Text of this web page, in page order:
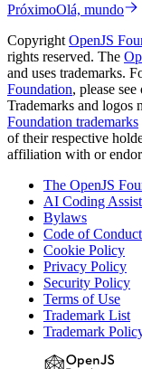
PróximoOlá, mundo
Copyright OpenJS
rights reserved. The
and uses trademarks.
Foundation, please see
Trademarks and logos
Foundation trademarks
of their respective
affiliation with or
The OpenJS
AI Coding
Bylaws
Code of Conduct
Cookie Policy
Privacy Policy
Security Policy
Terms of Use
Trademark List
Trademark